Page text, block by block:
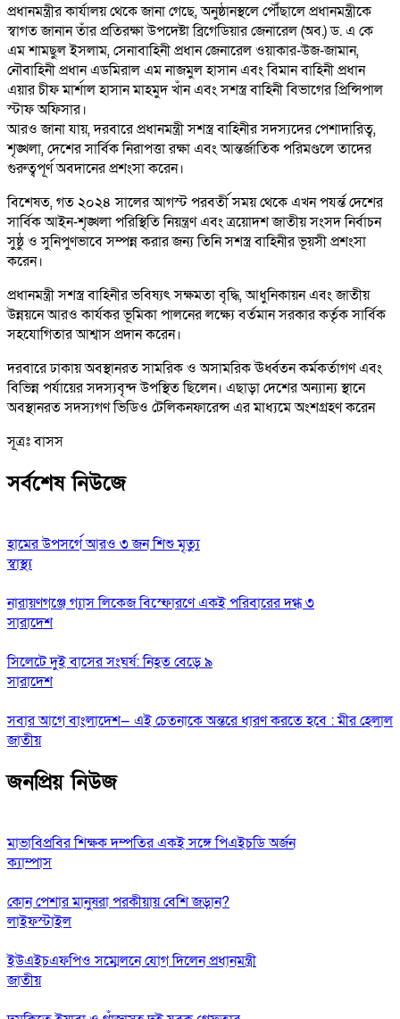
প্রধানমন্ত্রীর কার্যালয় থেকে জানা গেছে, অনুষ্ঠানস্থলে পৌঁছালে প্রধানমন্ত্রীকে
স্বাগত জানান তাঁর প্রতিরক্ষা উপদেষ্টা ব্রিগেডিয়ার জেনারেল (অব.) ড. এ কে
এম শামছুল ইসলাম, সেনাবাহিনী প্রধান জেনারেল ওয়াকার-উজ-জামান,
নৌবাহিনী প্রধান এডমিরাল এম নাজমুল হাসান এবং বিমান বাহিনী প্রধান
এয়ার চীফ মার্শাল হাসান মাহমুদ খাঁন এবং সশস্ত্র বাহিনী বিভাগের প্রিন্সিপাল
স্টাফ অফিসার।
আরও জানা যায়, দরবারে প্রধানমন্ত্রী সশস্ত্র বাহিনীর সদস্যদের পেশাদারিত্ব,
শৃঙ্খলা, দেশের সার্বিক নিরাপত্তা রক্ষা এবং আন্তর্জাতিক পরিমণ্ডলে তাদের
গুরুত্বপূর্ণ অবদানের প্রশংসা করেন।
বিশেষত, গত ২০২৪ সালের আগস্ট পরবর্তী সময় থেকে এখন পযর্ন্ত দেশের
সার্বিক আইন-শৃঙ্খলা পরিস্থিতি নিয়ন্ত্রণ এবং ত্রয়োদশ জাতীয় সংসদ নির্বাচন
সুষ্ঠু ও সুনিপুণভাবে সম্পন্ন করার জন্য তিনি সশস্ত্র বাহিনীর ভূয়সী প্রশংসা
করেন।
প্রধানমন্ত্রী সশস্ত্র বাহিনীর ভবিষ্যৎ সক্ষমতা বৃদ্ধি, আধুনিকায়ন এবং জাতীয়
উন্নয়নে আরও কার্যকর ভূমিকা পালনের লক্ষ্যে বর্তমান সরকার কর্তৃক সার্বিক
সহযোগিতার আশ্বাস প্রদান করেন।
দরবারে ঢাকায় অবস্থানরত সামরিক ও অসামরিক ঊর্ধ্বতন কর্মকর্তাগণ এবং
বিভিন্ন পর্যায়ের সদস্যবৃন্দ উপস্থিত ছিলেন। এছাড়া দেশের অন্যান্য স্থানে
অবস্থানরত সদস্যগণ ভিডিও টেলিকনফারেন্স এর মাধ্যমে অংশগ্রহণ করেন
সূত্রঃ বাসস
সর্বশেষ নিউজে
হামের উপসর্গে আরও ৩ জন শিশু মৃত্যু
স্বাস্থ্য
নারায়ণগঞ্জে গ্যাস লিকেজ বিস্ফোরণে একই পরিবারের দগ্ধ ৩
সারাদেশ
সিলেটে দুই বাসের সংঘর্ষ: নিহত বেড়ে ৯
সারাদেশ
সবার আগে বাংলাদেশ— এই চেতনাকে অন্তরে ধারণ করতে হবে : মীর হেলাল
জাতীয়
জনপ্রিয় নিউজ
মাভাবিপ্রবির শিক্ষক দম্পতির একই সঙ্গে পিএইচডি অর্জন
ক্যাম্পাস
কোন পেশার মানুষরা পরকীয়ায় বেশি জড়ান?
লাইফস্টাইল
ইউএইচএফপিও সম্মেলনে যোগ দিলেন প্রধানমন্ত্রী
জাতীয়